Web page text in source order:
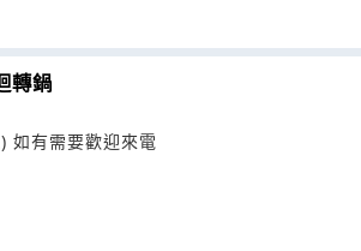
轉鍋
物品名稱: 二手固定式攪拌二重鍋 (含攪拌系統) 如有需要歡迎來電